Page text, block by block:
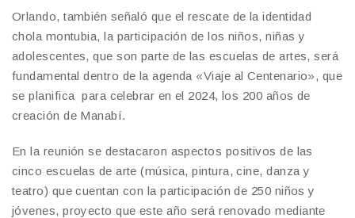
Orlando, también señaló que el rescate de la identidad
chola montubia, la participación de los niños, niñas y
adolescentes, que son parte de las escuelas de artes, será
fundamental dentro de la agenda «Viaje al Centenario», que
se planifica para celebrar en el 2024, los 200 años de
creación de Manabí.
En la reunión se destacaron aspectos positivos de las
cinco escuelas de arte (música, pintura, cine, danza y
teatro) que cuentan con la participación de 250 niños y
jóvenes, proyecto que este año será renovado mediante